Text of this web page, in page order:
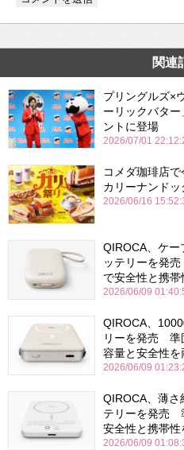
関連
プリングルズ×
ーリックバタ
ントに登場
2026/07/01
コメダ珈琲店
カリーナンド
2026/06/16
QIROCA、ケ
ッテリーを発
で安全性と携帯
2026/06/09
QIROCA、
リーを発売 準
容量と安全性を
2026/06/09
QIROCA、薄さ
テリーを発売
安全性と携帯性
2026/06/09